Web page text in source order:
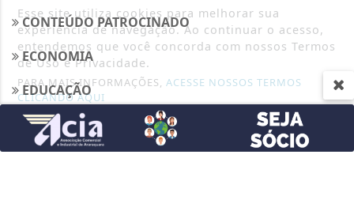
CONTEÚDO PATROCINADO
ECONOMIA
EDUCAÇÃO
ENTRETENIMENTO
Esse site utiliza cookies para melhorar sua
experiência de navegação. Ao continuar o acesso,
entendemos que você concorda com nossos Termos
de Uso e Privacidade.
PARA MAIS INFORMAÇÕES,ACESSE NOSSOS TERMOS
CLICANDO AQUI
PROSSEGUIR